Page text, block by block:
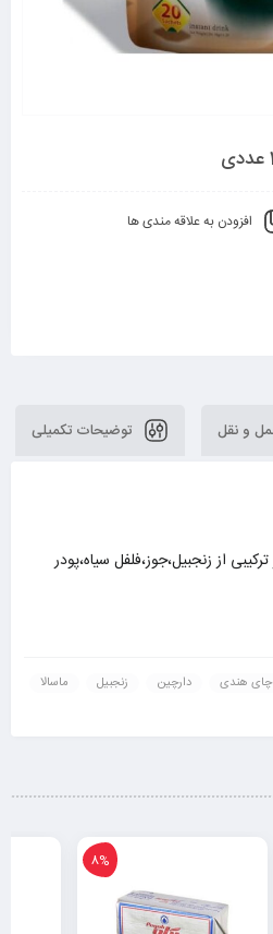
افزودن به علاقه مندی ها
و نقل توضیحات تکمیلی
از زنجبیل،جوز،فلفل سیاه،پودر
چای هندی دارچین زنجبیل
ماسالا
8%